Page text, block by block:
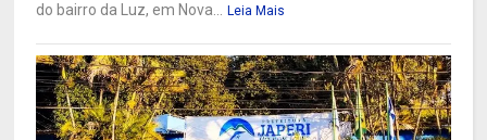
do bairro da Luz, em Nova...
Leia Mais